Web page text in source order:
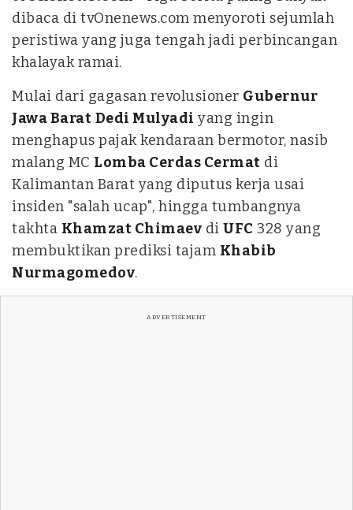
dibaca di tvOnenews.com menyoroti sejumlah
peristiwa yang juga tengah jadi perbincangan
khalayak ramai.
Mulai dari gagasan revolusioner Gubernur
Jawa Barat Dedi Mulyadi yang ingin
menghapus pajak kendaraan bermotor, nasib
malang MC Lomba Cerdas Cermat di
Kalimantan Barat yang diputus kerja usai
insiden "salah ucap", hingga tumbangnya
takhta Khamzat Chimaev di UFC 328 yang
membuktikan prediksi tajam Khabib
Nurmagomedov.
ADVERTISEMENT